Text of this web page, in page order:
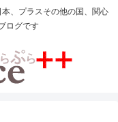
、プラスその他の国、関心
ログです